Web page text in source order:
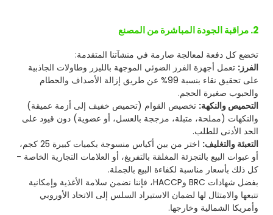
2. مراقبة الجودة المباشرة من المصنع
تخضع كل دفعة لمعالجة صارمة في منشآتنا المتقدمة:
الفرز: تعمل أجهزة الفرز الضوئي الموجهة بالليزر وطاولات الجاذبية
على تحقيق نقاء بنسبة 99% عن طريق إزالة الأصداف والحطام
والحبوب صغيرة الحجم.
التحميص والنكهة: تخصيص القوام (تحميص خفيف إلى أزمة عميقة)
والنكهات (مملحة، متبلة، مزججة بالعسل، أو عضوية) دون قيود على
الحد الأدنى للطلب.
التعبئة والتغليف:
اختر من بين أكياس منسوجة بكميات كبيرة 25 كجم،
أو عبوات البيع بالتجزئة المغلقة بالتفريغ، أو العلامات التجارية الخاصة -
كل ذلك بأسعار مناسبة لكفاءة البيع بالجملة.
بفضل شهادات BRC وHACCP، فإننا نضمن سلامة الأغذية وإمكانية
تتبعها والامتثال لها لضمان الاستيراد السلس إلى الاتحاد الأوروبي
وأمريكا الشمالية وخارجها.